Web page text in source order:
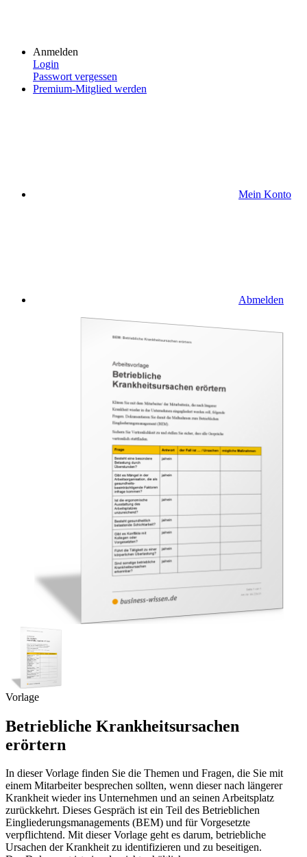
Anmelden
Login
Passwort vergessen
Premium-Mitglied werden
Mein Konto
Abmelden
Vorlage
Betriebliche Krankheitsursachen
erörtern
In dieser Vorlage finden Sie die Themen und Fragen, die Sie mit
einem Mitarbeiter besprechen sollten, wenn dieser nach längerer
Krankheit wieder ins Unternehmen und an seinen Arbeitsplatz
zurückkehrt. Dieses Gespräch ist ein Teil des Betrieblichen
Eingliederungsmanagements (BEM) und für Vorgesetzte
verpflichtend. Mit dieser Vorlage geht es darum, betriebliche
Ursachen der Krankheit zu identifizieren und zu beseitigen.